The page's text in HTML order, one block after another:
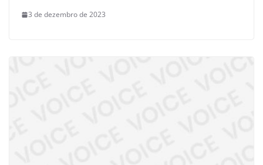
3 de dezembro de 2023